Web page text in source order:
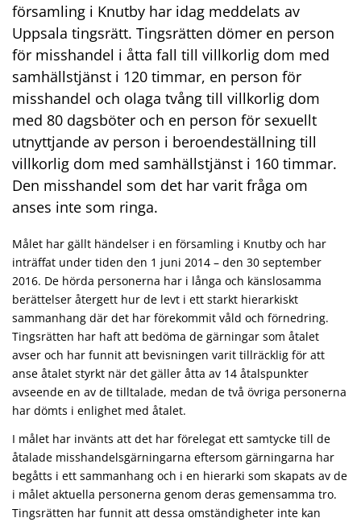
församling i Knutby har idag meddelats av
Uppsala tingsrätt. Tingsrätten dömer en person
för misshandel i åtta fall till villkorlig dom med
samhällstjänst i 120 timmar, en person för
misshandel och olaga tvång till villkorlig dom
med 80 dagsböter och en person för sexuellt
utnyttjande av person i beroendeställning till
villkorlig dom med samhällstjänst i 160 timmar.
Den misshandel som det har varit fråga om
anses inte som ringa.
Målet har gällt händelser i en församling i Knutby och har
inträffat under tiden den 1 juni 2014 – den 30 september
2016. De hörda personerna har i långa och känslosamma
berättelser återgett hur de levt i ett starkt hierarkiskt
sammanhang där det har förekommit våld och förnedring.
Tingsrätten har haft att bedöma de gärningar som åtalet
avser och har funnit att bevisningen varit tillräcklig för att
anse åtalet styrkt när det gäller åtta av 14 åtalspunkter
avseende en av de tilltalade, medan de två övriga personerna
har dömts i enlighet med åtalet.
I målet har invänts att det har förelegat ett samtycke till de
åtalade misshandelsgärningarna eftersom gärningarna har
begåtts i ett sammanhang och i en hierarki som skapats av de
i målet aktuella personerna genom deras gemensamma tro.
Tingsrätten har funnit att dessa omständigheter inte kan